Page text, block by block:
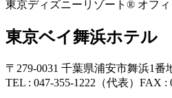
東京ディズニーリゾート® オフ
東京ベイ舞浜ホテル
〒279-0031 千葉県浦安市舞浜1番
TEL : 047-355-1222（代表） FAX :